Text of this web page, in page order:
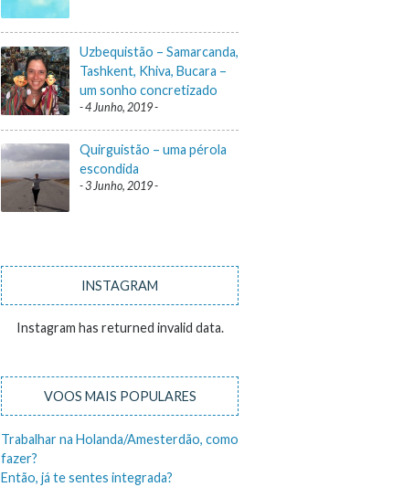
Uzbequistão – Samarcanda,
Tashkent, Khiva, Bucara –
um sonho concretizado
4 Junho, 2019
Quirguistão – uma pérola
escondida
3 Junho, 2019
INSTAGRAM
Instagram has returned invalid data.
VOOS MAIS POPULARES
Trabalhar na Holanda/Amesterdão, como
fazer?
Então, já te sentes integrada?